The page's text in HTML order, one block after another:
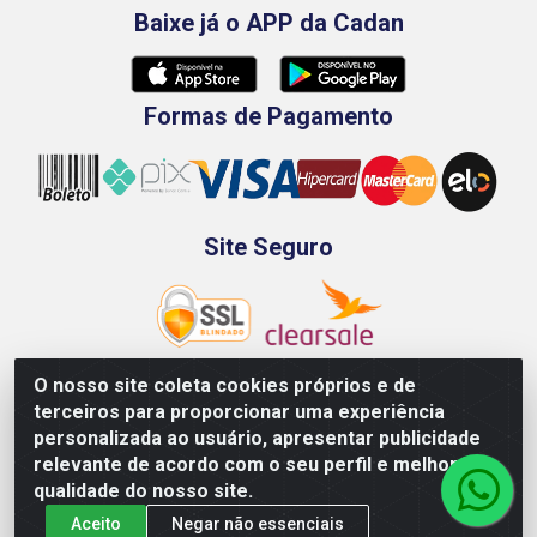
O nosso site coleta cookies próprios e de
terceiros para proporcionar uma experiência
personalizada ao usuário, apresentar publicidade
relevante de acordo com o seu perfil e melhorar a
qualidade do nosso site.
Aceito Negar não essenciais
Baixe já o APP da Cadan
Formas de Pagamento
Site Seguro
Rod. BR-101 Sul, Km 73, 4505, Galpão A, Ibura -
Recife/PE - CEP 51240-340 - CNPJ 70.089.974/0001-79